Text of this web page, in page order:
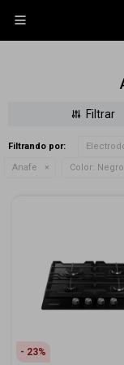

Filtrando por:
Anafe
Color: Negro
23
TV y Audio